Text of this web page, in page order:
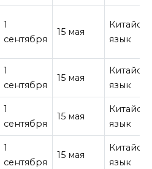
1
сентября
15 мая
язык
1
сентября
15 мая
язык
1
сентября
15 мая
язык
1
сентября
15 мая
язык